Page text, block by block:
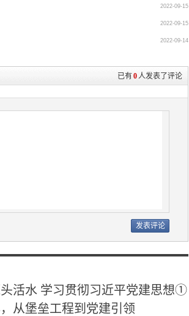
2022-09-15
2022-09-15
2022-09-14
已有0人发表了评论
活水 学习贯彻习近平党建思想①
，从堡垒工程到党建引领